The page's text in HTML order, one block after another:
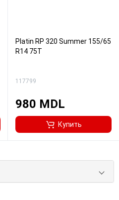
Platin RP 320 Summer 155/65
R14 75T
117799
980 MDL
Купить